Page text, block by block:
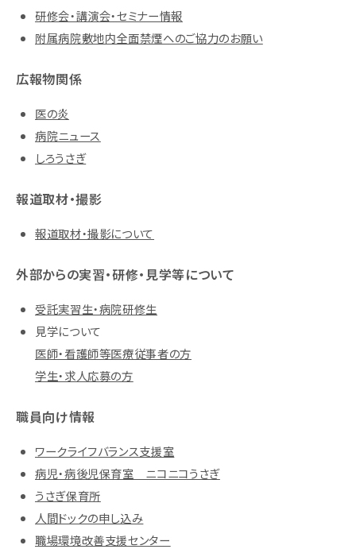
研修会・講演会・セミナー情報
附属病院敷地内全面禁煙へのご協力のお願い
広報物関係
医の炎
病院ニュース
しろうさぎ
報道取材・撮影
報道取材・撮影について
外部からの実習・研修・見学等について
受託実習生・病院研修生
見学について
医師・看護師等医療従事者の方
学生・求人応募の方
職員向け情報
ワークライフバランス支援室
病児・病後児保育室 ニコニコうさぎ
うさぎ保育所
人間ドックの申し込み
職場環境改善支援センター